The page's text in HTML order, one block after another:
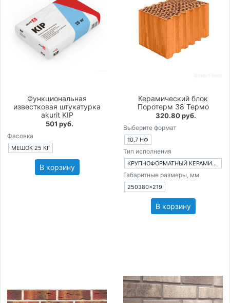
Функциональная
известковая штукатурка
akurit KIP
501 руб.
Фасовка
МЕШОК 25 КГ
В корзину
Керамический блок
Поротерм 38 Термо
320.80 руб.
Выберите формат
10.7 НФ
Тип исполнения
КРУПНОФОРМАТНЫЙ КЕРАМИЧЕСКИЙ БЛОК
Габаритные размеры, мм
250380×219
В корзину